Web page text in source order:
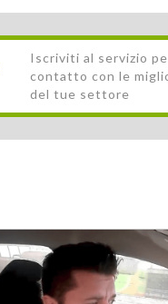
Iscriviti al servizio
contatto con le
del tue settore